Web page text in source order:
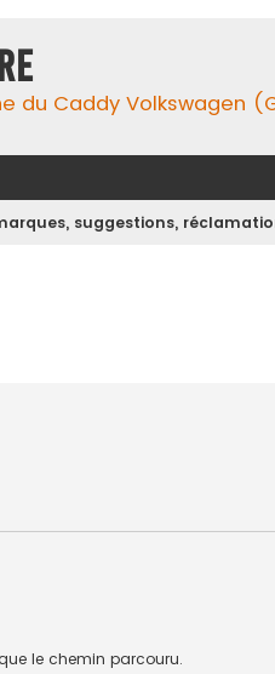
du Caddy Volkswagen
suggestions,
le chemin parcouru.